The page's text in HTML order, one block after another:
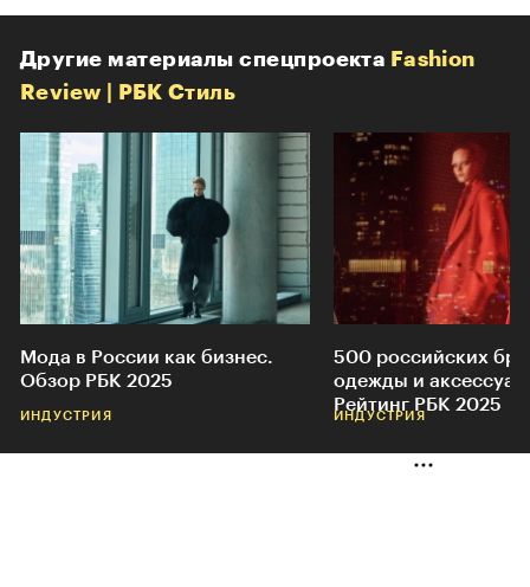
Другие материалы спецпроекта Fashion
Review | РБК Стиль
Мода в России как бизнес.
Обзор РБК 2025
ИНДУСТРИЯ
500 российских
одежды и
Рейтинг РБК 2025
ИНДУСТРИЯ